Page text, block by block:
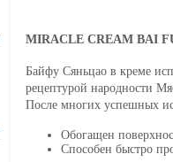
MIRACLE CREAM
Байфу Сяньцао в креме
рецептурой народности
После многих успешных
Обогащен
Способен быстро